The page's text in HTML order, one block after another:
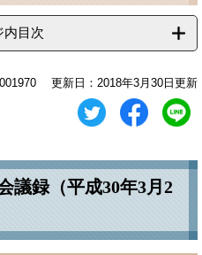
内目次
更新日：2018年3月30日更新
議録（平成30年3月2